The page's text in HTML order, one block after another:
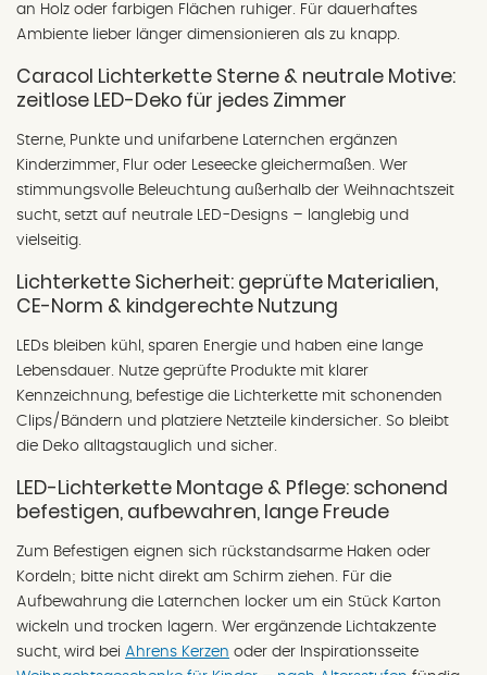
an Holz oder farbigen Flächen ruhiger. Für dauerhaftes
Ambiente lieber länger dimensionieren als zu knapp.
Caracol Lichterkette Sterne & neutrale Motive:
zeitlose LED-Deko für jedes Zimmer
Sterne, Punkte und unifarbene Laternchen ergänzen
Kinderzimmer, Flur oder Leseecke gleichermaßen. Wer
stimmungsvolle Beleuchtung außerhalb der Weihnachtszeit
sucht, setzt auf neutrale LED-Designs – langlebig und
vielseitig.
Lichterkette Sicherheit: geprüfte Materialien,
CE-Norm & kindgerechte Nutzung
LEDs bleiben kühl, sparen Energie und haben eine lange
Lebensdauer. Nutze geprüfte Produkte mit klarer
Kennzeichnung, befestige die Lichterkette mit schonenden
Clips/Bändern und platziere Netzteile kindersicher. So bleibt
die Deko alltagstauglich und sicher.
LED-Lichterkette Montage & Pflege: schonend
befestigen, aufbewahren, lange Freude
Zum Befestigen eignen sich rückstandsarme Haken oder
Kordeln; bitte nicht direkt am Schirm ziehen. Für die
Aufbewahrung die Laternchen locker um ein Stück Karton
wickeln und trocken lagern. Wer ergänzende Lichtakzente
sucht, wird bei Ahrens Kerzen oder der Inspirationsseite